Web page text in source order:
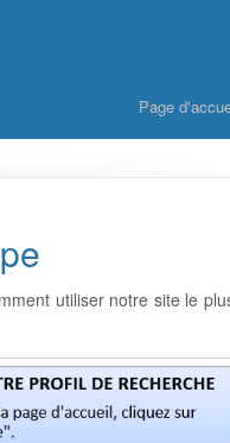
Page
utiliser notre site le